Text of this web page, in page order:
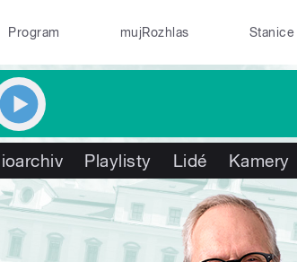
Program mujRozhlas Stanice
Playlisty Lidé Kamery